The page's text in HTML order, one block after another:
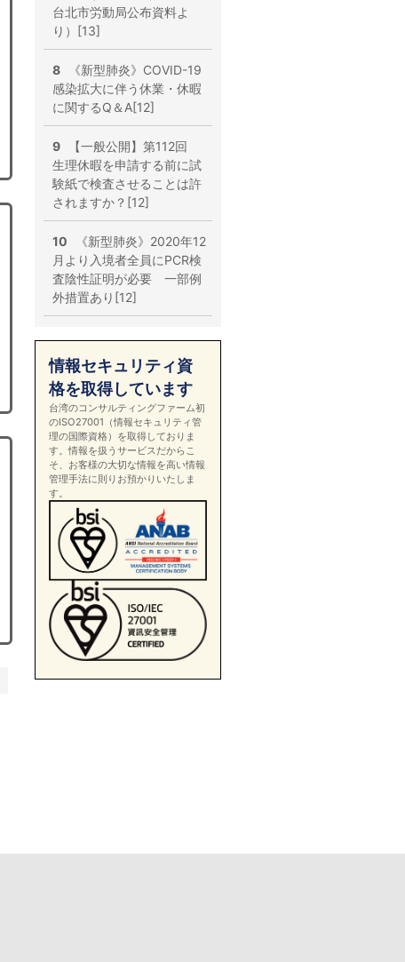
台北市労動局公布資料よ
り）[13]
8
《新型肺炎》COVID-19
感染拡大に伴う休業・休暇
に関するQ＆A[12]
9
【一般公開】第112回
生理休暇を申請する前に試
験紙で検査させることは許
されますか？[12]
10
《新型肺炎》2020年12
月より入境者全員にPCR検
査陰性証明が必要 一部例
外措置あり[12]
情報セキュリティ資
格を取得しています
台湾のコンサルティングファーム初
のISO27001（情報セキュリティ管
理の国際資格）を取得しておりま
す。情報を扱うサービスだからこ
そ、お客様の大切な情報を高い情報
管理手法に則りお預かりいたしま
す。